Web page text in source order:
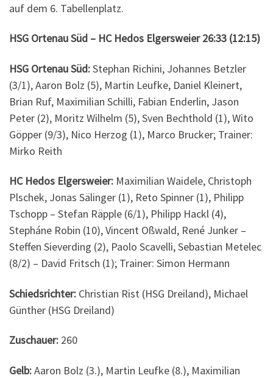
auf dem 6. Tabellenplatz.
HSG Ortenau Süd – HC Hedos Elgersweier 26:33 (12:15)
HSG Ortenau Süd:Stephan Richini, Johannes Betzler
(3/1), Aaron Bolz (5), Martin Leufke, Daniel Kleinert,
Brian Ruf, Maximilian Schilli, Fabian Enderlin, Jason
Peter (2), Moritz Wilhelm (5), Sven Bechthold (1), Wito
Göpper (9/3), Nico Herzog (1), Marco Brucker; Trainer:
Mirko Reith
HC Hedos Elgersweier: Maximilian Waidele, Christoph
Plschek, Jonas Sälinger (1), Reto Spinner (1), Philipp
Tschopp – Stefan Räpple (6/1), Philipp Hackl (4),
Stepháne Robin (10), Vincent Oßwald, René Junker –
Steffen Sieverding (2), Paolo Scavelli, Sebastian Metelec
(8/2) – David Fritsch (1); Trainer: Simon Hermann
Schiedsrichter: Christian Rist (HSG Dreiland), Michael
Günther (HSG Dreiland)
Zuschauer: 260
Gelb:Aaron Bolz (3.), Martin Leufke (8.), Maximilian